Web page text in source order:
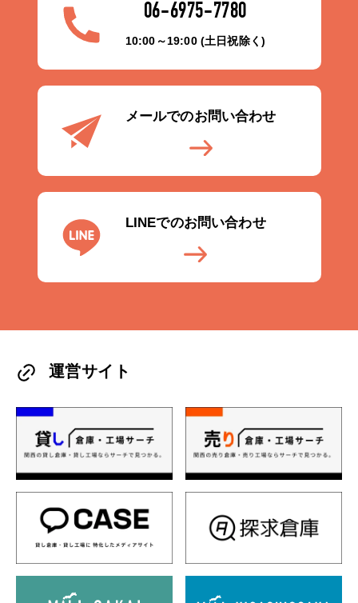
06-6975-7780
10:00～19:00 (土日祝除く)
メールでのお問い合わせ
LINEでのお問い合わせ
運営サイト